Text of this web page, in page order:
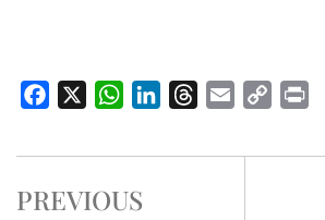
c
b
W
a
s
n
r
a
p
i
PREVIOUS